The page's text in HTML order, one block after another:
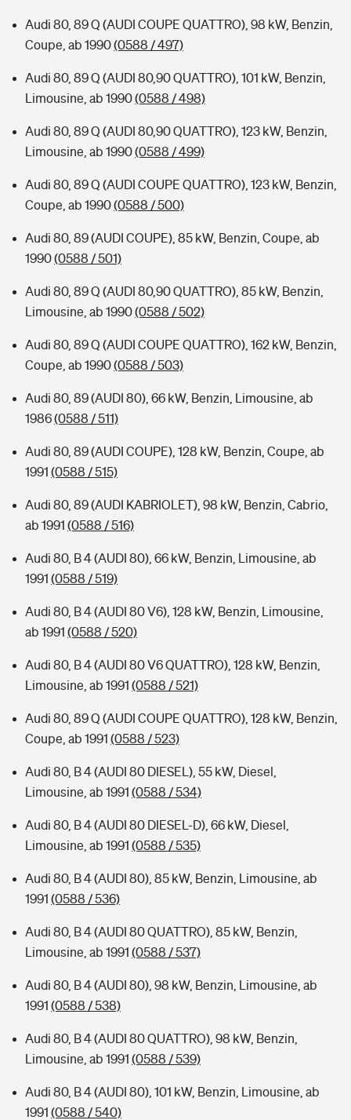
Audi 80, 89 Q (AUDI COUPE QUATTRO), 98 kW, Benzin,
Coupe, ab 1990(0588 / 497)
Audi 80, 89 Q (AUDI 80,90 QUATTRO), 101 kW, Benzin,
Limousine, ab 1990(0588 / 498)
Audi 80, 89 Q (AUDI 80,90 QUATTRO), 123 kW, Benzin,
Limousine, ab 1990(0588 / 499)
Audi 80, 89 Q (AUDI COUPE QUATTRO), 123 kW, Benzin,
Coupe, ab 1990(0588 / 500)
Audi 80, 89 (AUDI COUPE), 85 kW, Benzin, Coupe, ab
1990(0588 / 501)
Audi 80, 89 Q (AUDI 80,90 QUATTRO), 85 kW, Benzin,
Limousine, ab 1990(0588 / 502)
Audi 80, 89 Q (AUDI COUPE QUATTRO), 162 kW, Benzin,
Coupe, ab 1990(0588 / 503)
Audi 80, 89 (AUDI 80), 66 kW, Benzin, Limousine, ab
1986(0588 / 511)
Audi 80, 89 (AUDI COUPE), 128 kW, Benzin, Coupe, ab
1991 (0588 / 515)
Audi 80, 89 (AUDI KABRIOLET), 98 kW, Benzin, Cabrio,
ab 1991 (0588 / 516)
Audi 80, B 4 (AUDI 80), 66 kW, Benzin, Limousine, ab
1991 (0588 / 519)
Audi 80, B 4 (AUDI 80 V6), 128 kW, Benzin, Limousine,
ab 1991 (0588 / 520)
Audi 80, B 4 (AUDI 80 V6 QUATTRO), 128 kW, Benzin,
Limousine, ab 1991 (0588 / 521)
Audi 80, 89 Q (AUDI COUPE QUATTRO), 128 kW, Benzin,
Coupe, ab 1991 (0588 / 523)
Audi 80, B 4 (AUDI 80 DIESEL), 55 kW, Diesel,
Limousine, ab 1991 (0588 / 534)
Audi 80, B 4 (AUDI 80 DIESEL-D), 66 kW, Diesel,
Limousine, ab 1991 (0588 / 535)
Audi 80, B 4 (AUDI 80), 85 kW, Benzin, Limousine, ab
1991 (0588 / 536)
Audi 80, B 4 (AUDI 80 QUATTRO), 85 kW, Benzin,
Limousine, ab 1991 (0588 / 537)
Audi 80, B 4 (AUDI 80), 98 kW, Benzin, Limousine, ab
1991 (0588 / 538)
Audi 80, B 4 (AUDI 80 QUATTRO), 98 kW, Benzin,
Limousine, ab 1991 (0588 / 539)
Audi 80, B 4 (AUDI 80), 101 kW, Benzin, Limousine, ab
1991 (0588 / 540)